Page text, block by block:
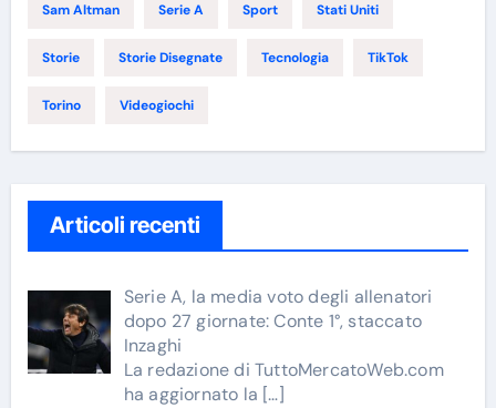
Sam Altman Serie A Sport Stati Uniti
Storie Storie Disegnate Tecnologia TikTok
Torino Videogiochi
Articoli recenti
Serie A, la media voto degli allenatori
dopo 27 giornate: Conte 1°, staccato
Inzaghi
La redazione di TuttoMercatoWeb.com
ha aggiornato la […]